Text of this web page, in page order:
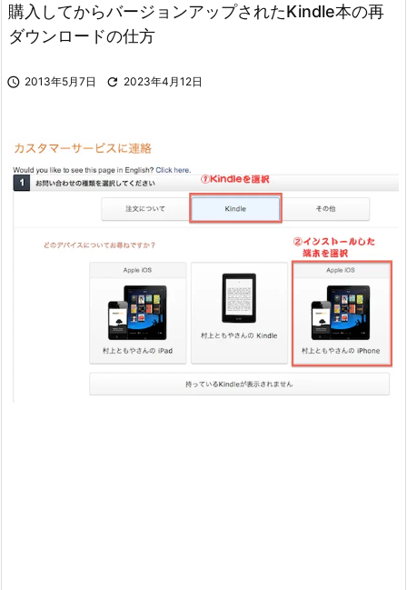
検索
購入してからバージョンアップされたKindle本の再
ダウンロードの仕方
 2013年5月7日  2023年4月12日